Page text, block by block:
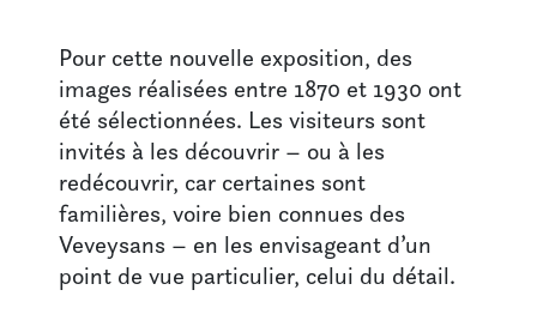
Pour cette nouvelle exposition, des
images réalisées entre 1870 et 1930 ont
été sélectionnées. Les visiteurs sont
invités à les découvrir – ou à les
redécouvrir, car certaines sont
familières, voire bien connues des
Veveysans – en les envisageant d’un
point de vue particulier, celui du détail.